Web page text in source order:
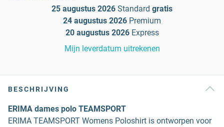
25 augustus 2026 Standard gratis
24 augustus 2026 Premium
20 augustus 2026 Express
Mijn leverdatum uitrekenen
BESCHRIJVING
ERIMA dames polo TEAMSPORT
ERIMA TEAMSPORT Womens Poloshirt is ontworpen voor